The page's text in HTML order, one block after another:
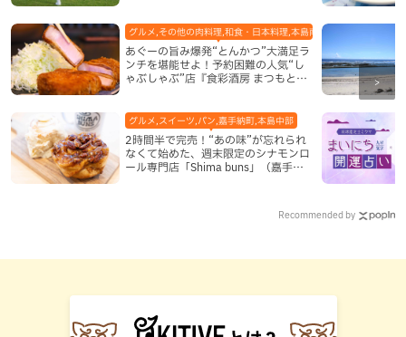
あぐーの旨み爆発“とんかつ”大満足ラ
ンチを堪能せよ！予約困難の人気“し
ゃぶしゃぶ”店『食彩酒房 まつもと』
グルメ,その他の肉料理,和食・日本料理,本島南部,那覇市
2時間半で完売！“あの味”が忘れられ
なくて始めた、週末限定のシナモンロ
ール専門店「Shima buns」（嘉手納
グルメ,スイーツ,パン,嘉手納町,本島中部
Recommended by